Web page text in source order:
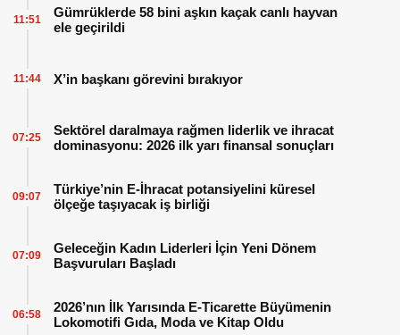
Gümrüklerde 58 bini aşkın kaçak canlı hayvan
ele geçirildi
11:51
X’in başkanı görevini bırakıyor
11:44
Sektörel daralmaya rağmen liderlik ve ihracat
dominasyonu: 2026 ilk yarı finansal sonuçları
07:25
Türkiye’nin E-İhracat potansiyelini küresel
ölçeğe taşıyacak iş birliği
09:07
Geleceğin Kadın Liderleri İçin Yeni Dönem
Başvuruları Başladı
07:09
2026’nın İlk Yarısında E-Ticarette Büyümenin
Lokomotifi Gıda, Moda ve Kitap Oldu
06:58